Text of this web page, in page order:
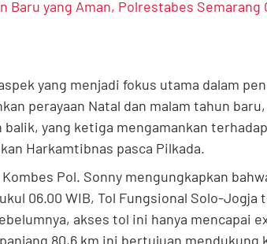
Baru yang Aman, Polrestabes Semarang
yang menjadi fokus utama dalam
perayaan Natal dan malam tahun baru,
yang ketiga mengamankan
Harkamtibnas pasca Pilkada.
Pol. Sonny mengungkapkan
06.00 WIB, Tol Fungsional Solo-Jogja
akses tol ini hanya mencapai
80,6 km ini bertujuan mendukung